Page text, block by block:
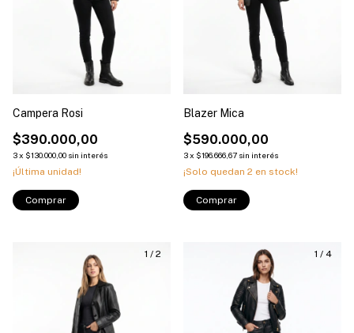
Campera Rosi
$390.000,00
3x $130.000,00 sin interés
¡Última unidad!
Comprar
Blazer Mica
$590.000,00
3x $196.666,67 sin interés
¡Solo quedan 2 en stock!
Comprar
1 / 2 1 / 4